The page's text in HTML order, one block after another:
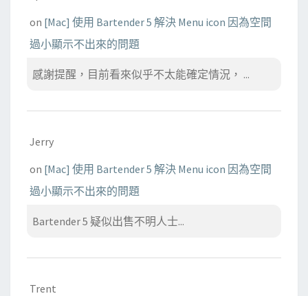
on [Mac] 使用 Bartender 5 解決 Menu icon 因為空間
過小顯示不出來的問題
感謝提醒，目前看來似乎不太能確定情況， ...
Jerry
on [Mac] 使用 Bartender 5 解決 Menu icon 因為空間
過小顯示不出來的問題
Bartender 5 疑似出售不明人士...
Trent